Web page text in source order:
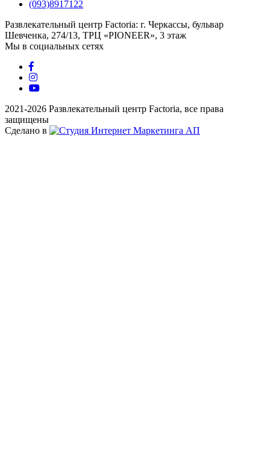
(093)8917122
Развлекательный центр Factoria: г. Черкассы, бульвар
Шевченка, 274/13, ТРЦ «PIONEER», 3 этаж
Мы в социальных сетях
2021-2026 Развлекательный центр Factoria, все права
защищены
Сделано в